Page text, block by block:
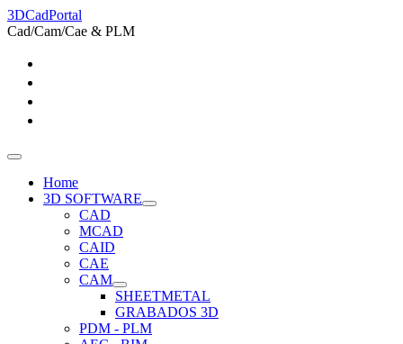
3DCadPortal
Cad/Cam/Cae & PLM
Home
3D SOFTWARE
CAD
MCAD
CAID
CAE
CAM
SHEETMETAL
GRABADOS 3D
PDM - PLM